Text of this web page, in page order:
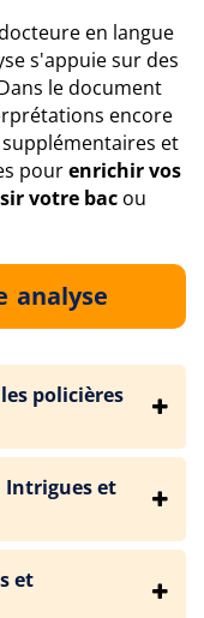
en langue
s'appuie sur des
le document
encore
et
pourenrichir vos
votre bac ou
analyse
policières
Intrigues et
et